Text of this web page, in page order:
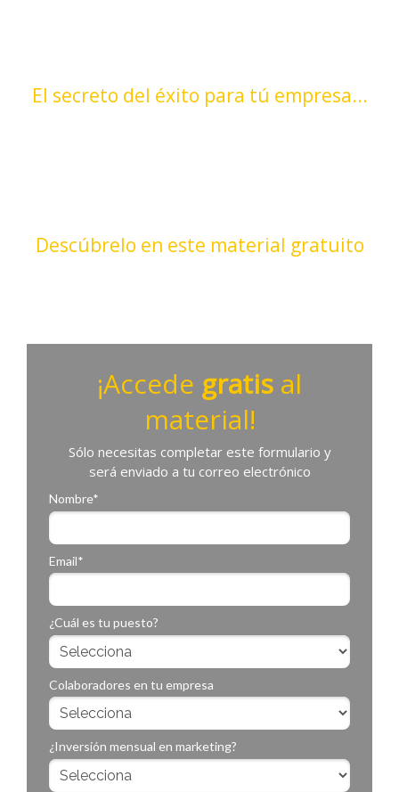
El secreto del éxito para tú empresa...
Descúbrelo en este material gratuito
¡Accede gratis al
material!
Sólo necesitas completar este formulario y
será enviado a tu correo electrónico
Nombre*
Email*
¿Cuál es tu puesto?
Colaboradores en tu empresa
¿Inversión mensual en marketing?